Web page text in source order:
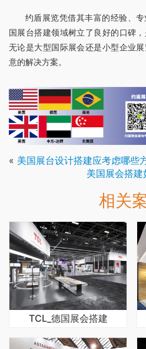
约盾展览凭借其丰富的经验、
国展台搭建领域树立了良好的口碑
无论是大型国际展会还是小型企业
意的解决方案。
« 美国展台设计搭建应考虑哪些
美国展会搭
相关
TCL_德国展会搭建